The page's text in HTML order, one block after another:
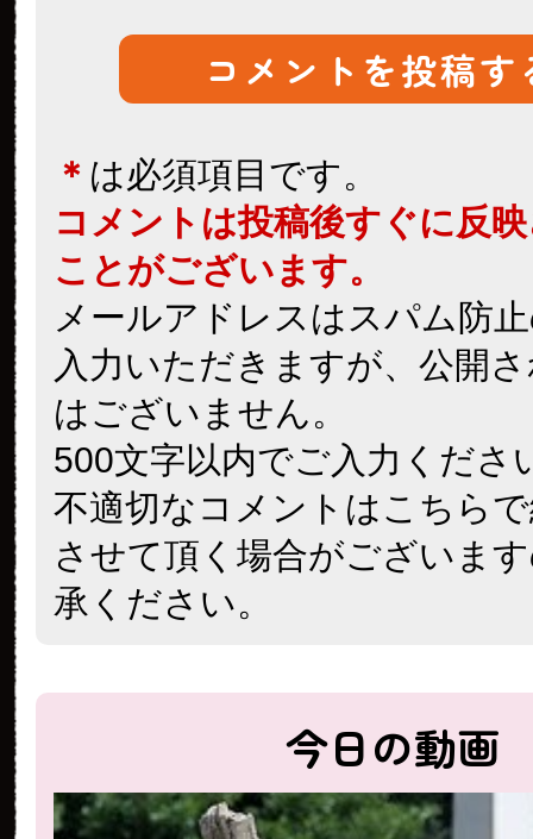
＊ は必須項目です。
コメントは投稿後すぐに反
ことがございます。
メールアドレスはスパム防
入力いただきますが、公開
はございません。
500文字以内でご入力くださ
不適切なコメントはこちら
させて頂く場合がございま
承ください。
今日の動画